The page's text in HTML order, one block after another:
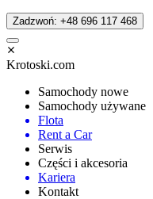
Zadzwoń: +48 696 117 468
Krotoski.com
Samochody nowe
Samochody używane
Flota
Rent a Car
Serwis
Części i akcesoria
Kariera
Kontakt